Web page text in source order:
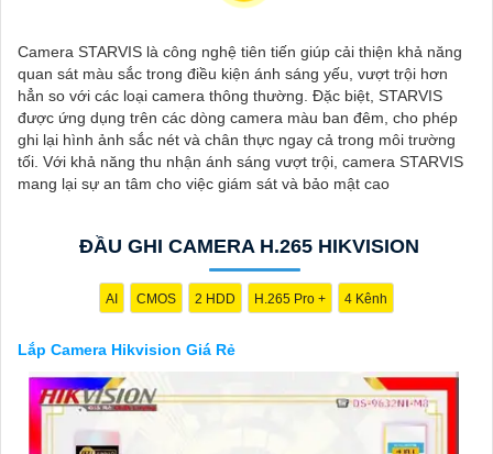
Chúng tôi xin trân trọng giới thiệu đến quý vị dịch vụ lắp đặt
camera Hikvision giá rẻ và chuyên nghiệp cho dự án của quý vị.
Với kinh nghiệm lâu năm trong lĩnh vực lắp đặt camera an ninh,
đội ngũ kỹ thuật viên của chúng tôi cam kết sẽ mang đến cho
quý vị những giải pháp an ninh hiệu quả, đáng tin cậy và tiết
kiệm chi phí.
Camera của Hikvision được biết đến là một trong những thương
năng và công nghệ tiên tiến, camera Hikvision không chỉ
chất lượng hình ảnh sắc nét mà còn đem đến sự tin cậy và
an toàn cho dự án của quý vị.
Nếu quý vị quan tâm đến việc lắp đặt camera Hikvision giá rẻ và
trợ và tư vấn cho quý vị.
Camera STARVIS là công nghệ tiên tiến giúp cải thiện khả năng
quan sát màu sắc trong điều kiện ánh sáng yếu, vượt trội hơn
hẳn so với các loại camera thông thường. Đặc biệt, STARVIS
được ứng dụng trên các dòng camera màu ban đêm, cho phép
ghi lại hình ảnh sắc nét và chân thực ngay cả trong môi trường
tối. Với khả năng thu nhận ánh sáng vượt trội, camera STARVIS
mang lại sự an tâm cho việc giám sát và bảo mật cao
ĐẦU GHI CAMERA H.265 HIKVISION
AI CMOS 2 HDD H.265 Pro + 4 Kênh
Lắp Camera Hikvision Giá Rẻ